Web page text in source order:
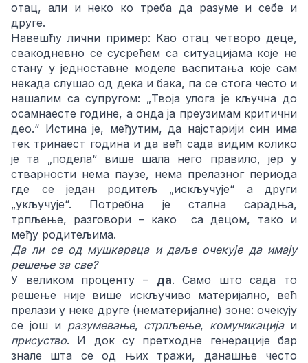
отац, али и неко ко треба да разуме и себе и
друге.
Навешћу лични пример: Као отац четворо деце,
свакодневно се сусрећем са ситуацијама које не
стану у једноставне моделе васпитања које сам
некада слушао од дека и бака, па се стога често и
нашалим са супругом: „Твоја улога је кључна до
осамнаесте године, а онда ја преузимам критични
део.“ Истина је, међутим, да најстарији син има
тек тринаест година и да већ сада видим колико
је та „подела“ више шала него правило, јер у
стварности нема паузе, нема прелазног периода
где се један родитељ „искључује“ а други
„укључује“. Потребна је стална сарадња,
трпљење, разговори – како са децом, тако и
међу родитељима.
Да ли се од мушкараца и даље очекује да имају
решење за све?
У великом проценту – да. Само што сада то
решење није више искључиво материјално, већ
прелази у неке друге (нематеријалне) зоне: очекују
се још и разумевање, стрпљење, комуникација и
присуство. И док су претходне генерације бар
знале шта се од њих тражи, данашње често